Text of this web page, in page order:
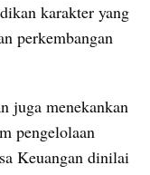
karakter yang
perkembangan
juga menekankan
pengelolaan
Keuangan dinilai